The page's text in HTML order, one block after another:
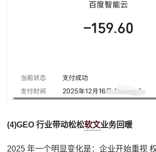
(4)GEO 行业带动松松软文业务回暖
2025 年一个明显变化是：企业开始重视